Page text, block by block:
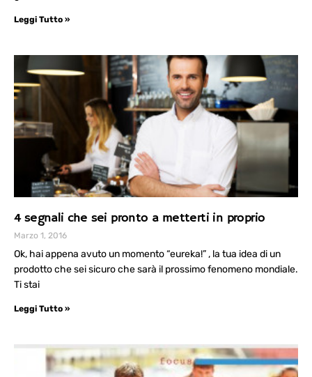
Leggi Tutto »
4 segnali che sei pronto a metterti in proprio
Marzo 1, 2016
Ok, hai appena avuto un momento “eureka!” , la tua idea di un
prodotto che sei sicuro che sarà il prossimo fenomeno mondiale.
Ti stai
Leggi Tutto »